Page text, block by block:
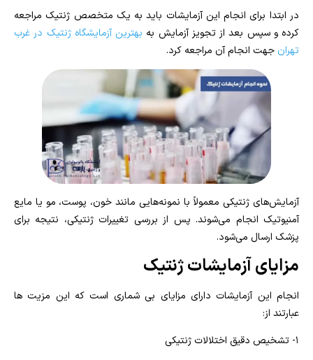
در ابتدا برای انجام این آزمایشات باید به یک متخصص ژنتیک مراجعه
کرده و سپس بعد از تجویز آزمایش به بهترین آزمایشگاه ژنتیک در غرب
تهران جهت انجام آن مراجعه کرد.
آزمایش‌های ژنتیکی معمولاً با نمونه‌هایی مانند خون، پوست، مو یا مایع
آمنیوتیک انجام می‌شوند. پس از بررسی تغییرات ژنتیکی، نتیجه برای
پزشک ارسال می‌شود.
مزایای آزمایشات ژنتیک
انجام این آزمایشات دارای مزایای بی شماری است که این مزیت ها
عبارتند از:
۱- تشخیص دقیق اختلالات ژنتیکی